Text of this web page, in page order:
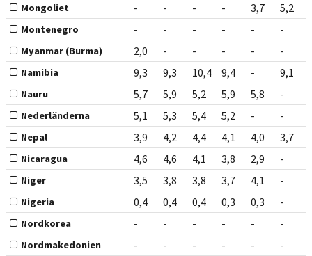
Mongoliet - - - - 3,7 5,2
Montenegro - - - - - -
Myanmar (Burma) 2,0 - - - - -
Namibia 9,3 9,3 10,4 9,4 - 9,1
Nauru 5,7 5,9 5,2 5,9 5,8 -
Nederländerna 5,1 5,3 5,4 5,2 - -
Nepal 3,9 4,2 4,4 4,1 4,0 3,7
Nicaragua 4,6 4,6 4,1 3,8 2,9 -
Niger 3,5 3,8 3,8 3,7 4,1 -
Nigeria 0,4 0,4 0,4 0,3 0,3 -
Nordkorea - - - - - -
Nordmakedonien - - - - - -